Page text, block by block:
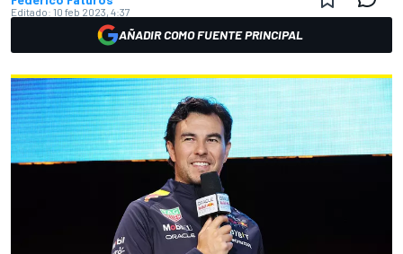
Editado: 10 feb 2023, 4:37
AÑADIR COMO FUENTE PRINCIPAL